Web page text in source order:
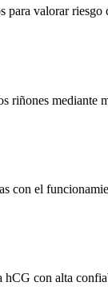
valorar riesgo
mediante
con el
hCG con alta